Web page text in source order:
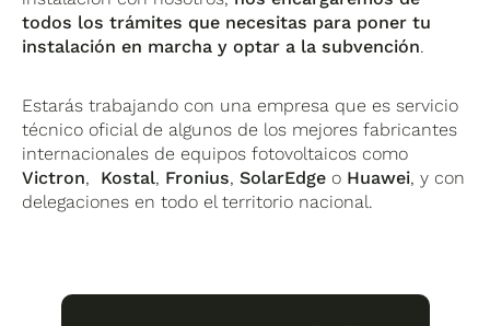
todos los trámites que necesitas para poner tu
instalación en marcha y optar a la subvención.
Estarás trabajando con una empresa que es servicio
técnico oficial de algunos de los mejores fabricantes
internacionales de equipos fotovoltaicos como
Victron, Kostal, Fronius,SolarEdge o Huawei, y con
delegaciones en todo el territorio nacional.